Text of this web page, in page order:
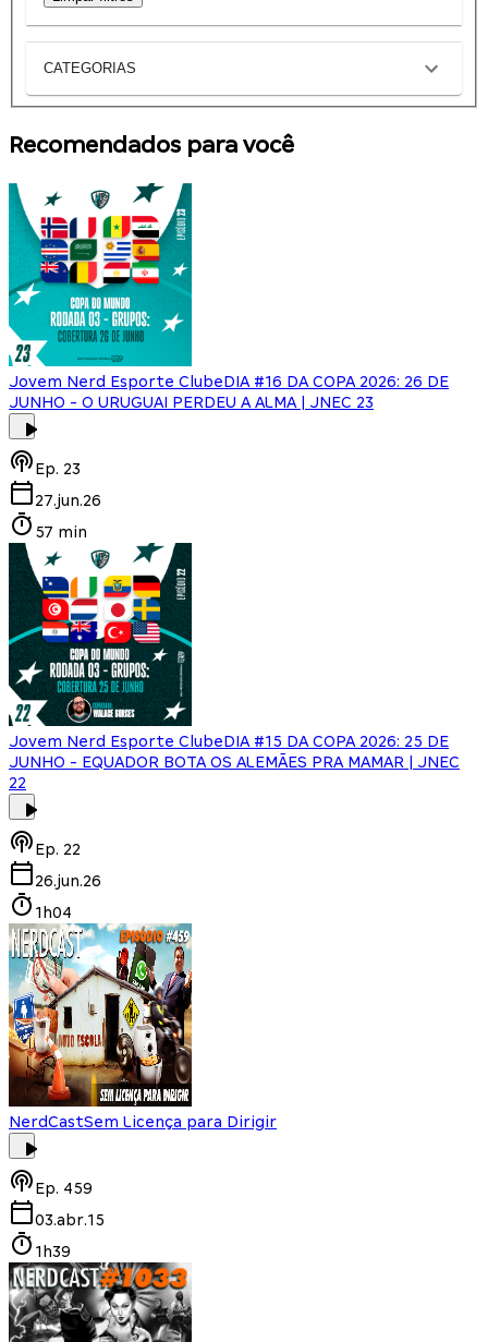
CATEGORIAS
Recomendados para você
Jovem Nerd Esporte ClubeDIA #16 DA COPA 2026: 26 DE
JUNHO - O URUGUAI PERDEU A ALMA | JNEC 23
Ep. 23
27.jun.26
57 min
Jovem Nerd Esporte ClubeDIA #15 DA COPA 2026: 25 DE
JUNHO - EQUADOR BOTA OS ALEMÃES PRA MAMAR | JNEC
22
Ep. 22
26.jun.26
1h04
NerdCastSem Licença para Dirigir
Ep. 459
03.abr.15
1h39